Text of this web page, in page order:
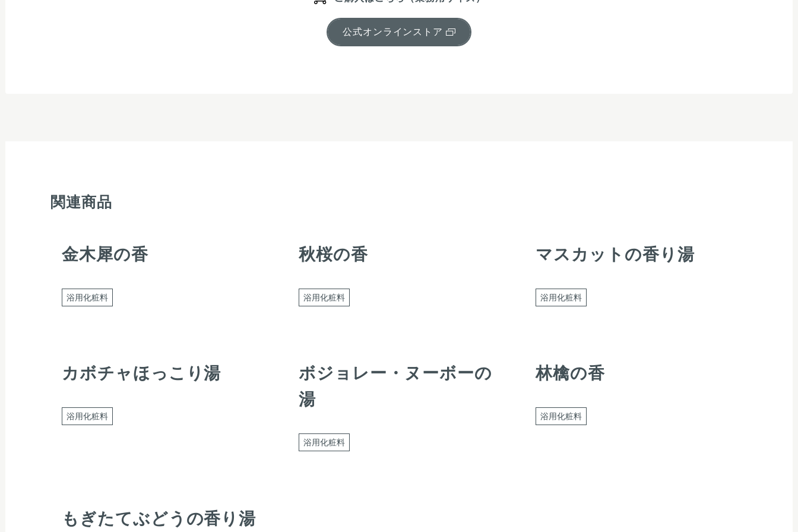
公式オンラインストア
関連商品
金木犀の香
浴用化粧料
秋桜の香
浴用化粧料
マスカットの香り湯
浴用化粧料
カボチャほっこり湯
浴用化粧料
ボジョレー・ヌーボーの
湯
浴用化粧料
林檎の香
浴用化粧料
もぎたてぶどうの香り湯